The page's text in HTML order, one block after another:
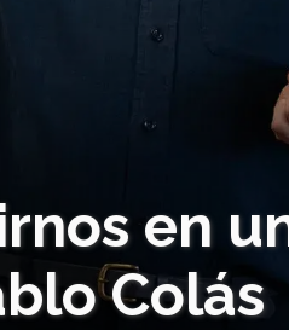
en
Colás